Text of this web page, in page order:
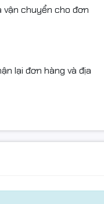
Quốc, Australia,
chuyển cho đơn
lại đơn hàng và địa